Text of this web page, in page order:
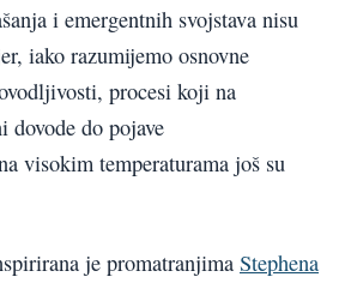
i emergentnih svojstava nisu
iako razumijemo osnovne
procesi koji na
dovode do pojave
visokim temperaturama još su
je promatranjima Stephena